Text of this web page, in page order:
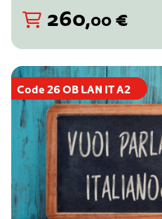
260,00€
Code 26 OB LAN IT A2